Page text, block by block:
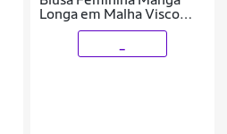
Longa em Malha Visco
Estampada